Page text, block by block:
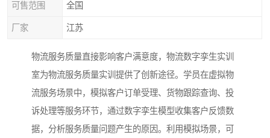
可售范围 全国
厂家 江苏
物流服务质量直接影响客户满意度，物流数字孪生实训
室为物流服务质量实训提供了创新途径。学员在虚拟物
流服务场景中，模拟客户订单受理、货物跟踪查询、投
诉处理等服务环节，通过数字孪生模型收集客户反馈数
据，分析服务质量问题产生的原因。利用模拟场景，可